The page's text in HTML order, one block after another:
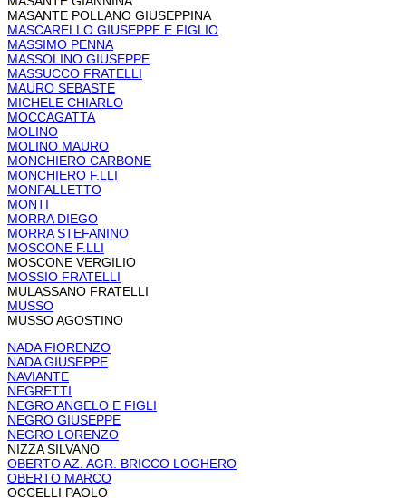
MASANTE POLLANO GIUSEPPINA
MASCARELLO GIUSEPPE E FIGLIO
MASSIMO PENNA
MASSOLINO GIUSEPPE
MASSUCCO FRATELLI
MAURO SEBASTE
MICHELE CHIARLO
MOCCAGATTA
MOLINO
MOLINO MAURO
MONCHIERO CARBONE
MONCHIERO F.LLI
MONFALLETTO
MONTI
MORRA DIEGO
MORRA STEFANINO
MOSCONE F.LLI
MOSCONE VERGILIO
MOSSIO FRATELLI
MULASSANO FRATELLI
MUSSO
MUSSO AGOSTINO
NADA FIORENZO
NADA GIUSEPPE
NAVIANTE
NEGRETTI
NEGRO ANGELO E FIGLI
NEGRO GIUSEPPE
NEGRO LORENZO
NIZZA SILVANO
OBERTO AZ. AGR. BRICCO LOGHERO
OBERTO MARCO
OCCELLI PAOLO